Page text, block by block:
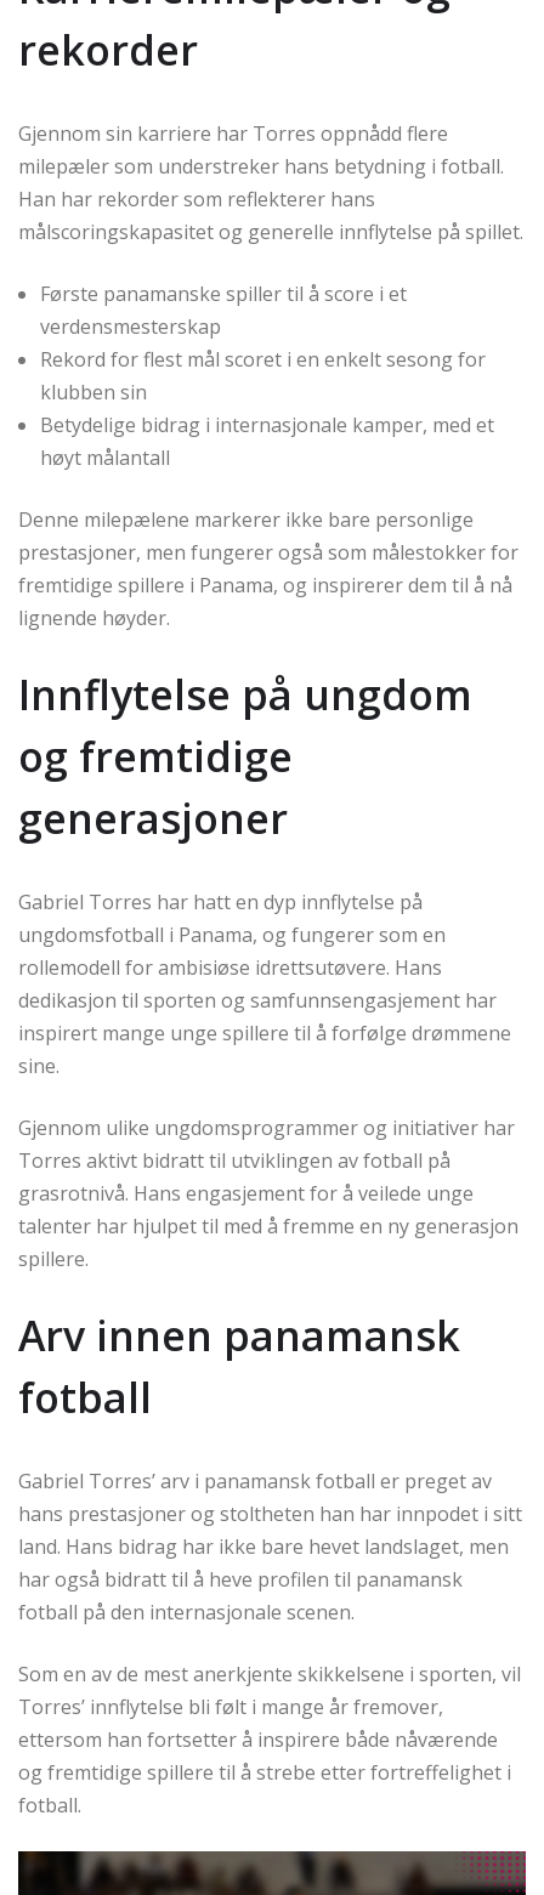
rekorder
Gjennom sin karriere har Torres oppnådd flere
milepæler som understreker hans betydning i fotball.
Han har rekorder som reflekterer hans
målscoringskapasitet og generelle innflytelse på spillet.
Første panamanske spiller til å score i et
verdensmesterskap
Rekord for flest mål scoret i en enkelt sesong for
klubben sin
Betydelige bidrag i internasjonale kamper, med et
høyt målantall
Denne milepælene markerer ikke bare personlige
prestasjoner, men fungerer også som målestokker for
fremtidige spillere i Panama, og inspirerer dem til å nå
lignende høyder.
Innflytelse på ungdom
og fremtidige
generasjoner
Gabriel Torres har hatt en dyp innflytelse på
ungdomsfotball i Panama, og fungerer som en
rollemodell for ambisiøse idrettsutøvere. Hans
dedikasjon til sporten og samfunnsengasjement har
inspirert mange unge spillere til å forfølge drømmene
sine.
Gjennom ulike ungdomsprogrammer og initiativer har
Torres aktivt bidratt til utviklingen av fotball på
grasrotnivå. Hans engasjement for å veilede unge
talenter har hjulpet til med å fremme en ny generasjon
spillere.
Arv innen panamansk
fotball
Gabriel Torres’ arv i panamansk fotball er preget av
hans prestasjoner og stoltheten han har innpodet i sitt
land. Hans bidrag har ikke bare hevet landslaget, men
har også bidratt til å heve profilen til panamansk
fotball på den internasjonale scenen.
Som en av de mest anerkjente skikkelsene i sporten, vil
Torres’ innflytelse bli følt i mange år fremover,
ettersom han fortsetter å inspirere både nåværende
og fremtidige spillere til å strebe etter fortreffelighet i
fotball.